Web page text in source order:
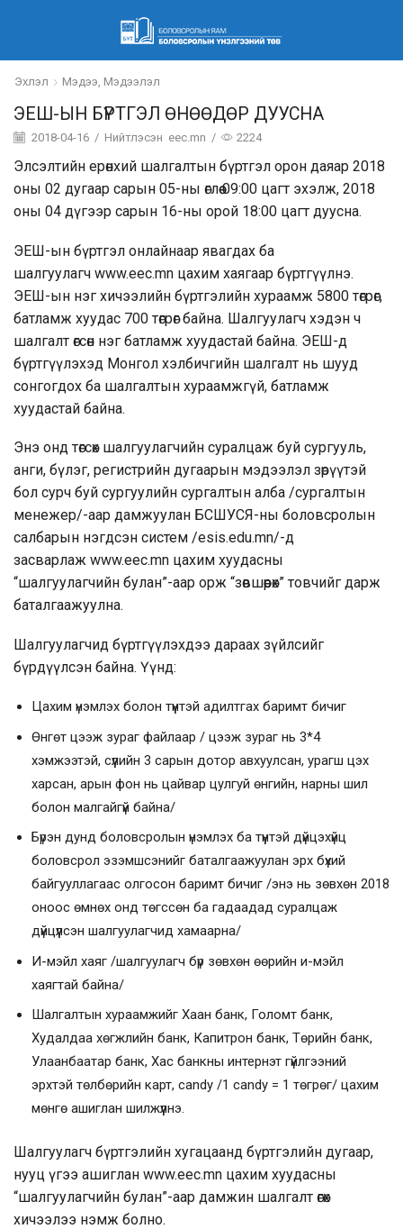
Эхлэл Мэдээ, Мэдээлэл
ЭЕШ-ЫН БҮРТГЭЛ ӨНӨӨДӨР ДУУСНА
2018-04-16 / Нийтлэсэн eec.mn / 2224
Элсэлтийн ерөнхий шалгалтын бүртгэл орон даяар 2018
оны 02 дугаар сарын 05-ны өглөө 09:00 цагт эхэлж, 2018
оны 04 дүгээр сарын 16-ны орой 18:00 цагт дуусна.
ЭЕШ-ын бүртгэл онлайнаар явагдах ба
шалгуулагч www.eec.mn цахим хаягаар бүртгүүлнэ.
ЭЕШ-ын нэг хичээлийн бүртгэлийн хураамж 5800 төгрөг,
батламж хуудас 700 төгрөг байна. Шалгуулагч хэдэн ч
шалгалт өгсөн нэг батламж хуудастай байна. ЭЕШ-д
бүртгүүлэхэд Монгол хэлбичгийн шалгалт нь шууд
сонгогдох ба шалгалтын хураамжгүй, батламж
хуудастай байна.
Энэ онд төгсөх шалгуулагчийн суралцаж буй сургууль,
анги, бүлэг, регистрийн дугаарын мэдээлэл зөрүүтэй
бол сурч буй сургуулийн сургалтын алба /сургалтын
менежер/-аар дамжуулан БСШУСЯ-ны боловсролын
салбарын нэгдсэн систем /esis.edu.mn/-д
засварлаж www.eec.mn цахим хуудасны
“шалгуулагчийн булан”-аар орж “зөвшөөрөх” товчийг дарж
баталгаажуулна.
Шалгуулагчид бүртгүүлэхдээ дараах зүйлсийг
бүрдүүлсэн байна. Үүнд:
Цахим үнэмлэх болон түүнтэй адилтгах баримт бичиг
Өнгөт цээж зураг файлаар / цээж зураг нь 3*4
хэмжээтэй, сүүлийн 3 сарын дотор авхуулсан, урагш цэх
харсан, арын фон нь цайвар цулгуй өнгийн, нарны шил
болон малгайгүй байна/
Бүрэн дунд боловсролын үнэмлэх ба түүнтэй дүйцэхүйц
боловсрол эзэмшсэнийг баталгаажуулан эрх бүхий
байгууллагаас олгосон баримт бичиг /энэ нь зөвхөн 2018
оноос өмнөх онд төгссөн ба гадаадад суралцаж
дүйцүүлсэн шалгуулагчид хамаарна/
И-мэйл хаяг /шалгуулагч бүр зөвхөн өөрийн и-мэйл
хаягтай байна/
Шалгалтын хураамжийг Хаан банк, Голомт банк,
Худалдаа хөгжлийн банк, Капитрон банк, Төрийн банк,
Улаанбаатар банк, Хас банкны интернэт гүйлгээний
эрхтэй төлбөрийн карт, candy /1 candy = 1 төгрөг/ цахим
мөнгө ашиглан шилжүүлнэ.
Шалгуулагч бүртгэлийн хугацаанд бүртгэлийн дугаар,
нууц үгээ ашиглан www.eec.mn цахим хуудасны
“шалгуулагчийн булан”-аар дамжин шалгалт өгөх
хичээлээ нэмж болно.